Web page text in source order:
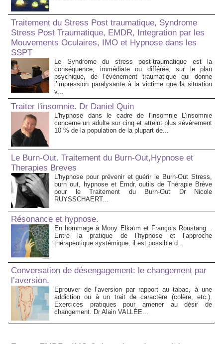
Traitement du Stress Post traumatique, Syndrome
Stress Post Traumatique, EMDR, Integration par les
Mouvements Oculaires, IMO et Hypnose dans les
SSPT
Le Syndrome du stress post-traumatique est la
conséquence, immédiate ou différée, sur le plan
psychique, de l’événement traumatique qui donne
l’impression paralysante à la victime que la situation
v...
Traiter l'insomnie. Dr Daniel Quin
L'hypnose dans le cadre de l'insomnie L’insomnie
concerne un adulte sur cinq et atteint plus sévèrement
10 % de la population de la plupart de...
Le Burn-Out. Traitement du Burn-Out,Hypnose et
Therapies Breves
L'hypnose pour prévenir et guérir le Burn-Out Stress,
burn out, hypnose et Emdr, outils de Thérapie Brève
pour le Traitement du Burn-Out Dr Nicole
RUYSSCHAERT...
Résonance et hypnose.
En hommage à Mony Elkaïm et François Roustang...
Entre la pratique de l’hypnose et l’approche
thérapeutique systémique, il est possible d...
Conversation de désengagement: le changement par
l’aversion.
Eprouver de l’aversion par rapport au tabac, à une
addiction ou à un trait de caractère (colère, etc.).
Exercices pratiques pour amener au désir de
changement. Dr Alain VALLÉE...